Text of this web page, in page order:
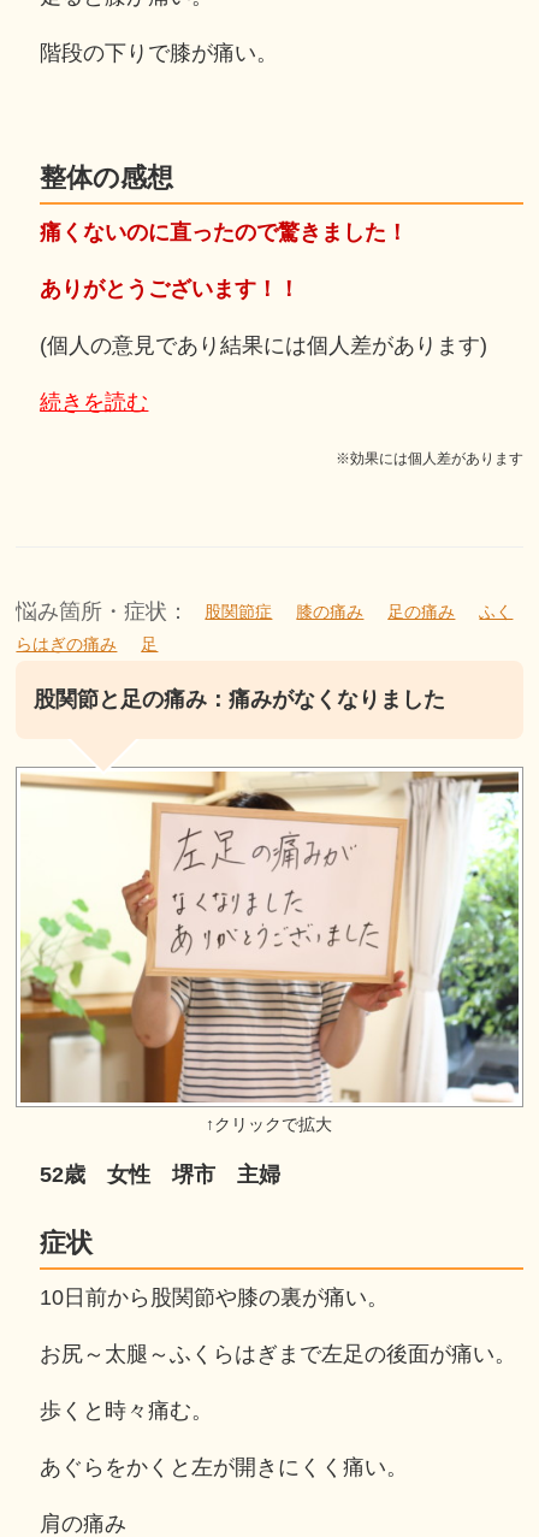
階段の下りで膝が痛い。
整体の感想
痛くないのに直ったので驚きました！
ありがとうございます！！
(個人の意見であり結果には個人差があります)
続きを読む
※効果には個人差があります
悩み箇所・症状： 股関節症 膝の痛み 足の痛み
ふく
らはぎの痛み
足
股関節と足の痛み：痛みがなくなりました
52歳 女性 堺市 主婦
症状
10日前から股関節や膝の裏が痛い。
お尻～太腿～ふくらはぎまで左足の後面が痛い。
歩くと時々痛む。
あぐらをかくと左が開きにくく痛い。
肩の痛み